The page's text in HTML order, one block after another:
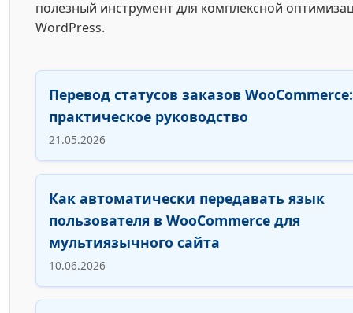
полезный инструмент для комплексной
WordPress.
Перевод статусов заказов WooCommerce:
практическое руководство
21.05.2026
Как автоматически передавать язык
пользователя в WooCommerce для
мультиязычного сайта
10.06.2026